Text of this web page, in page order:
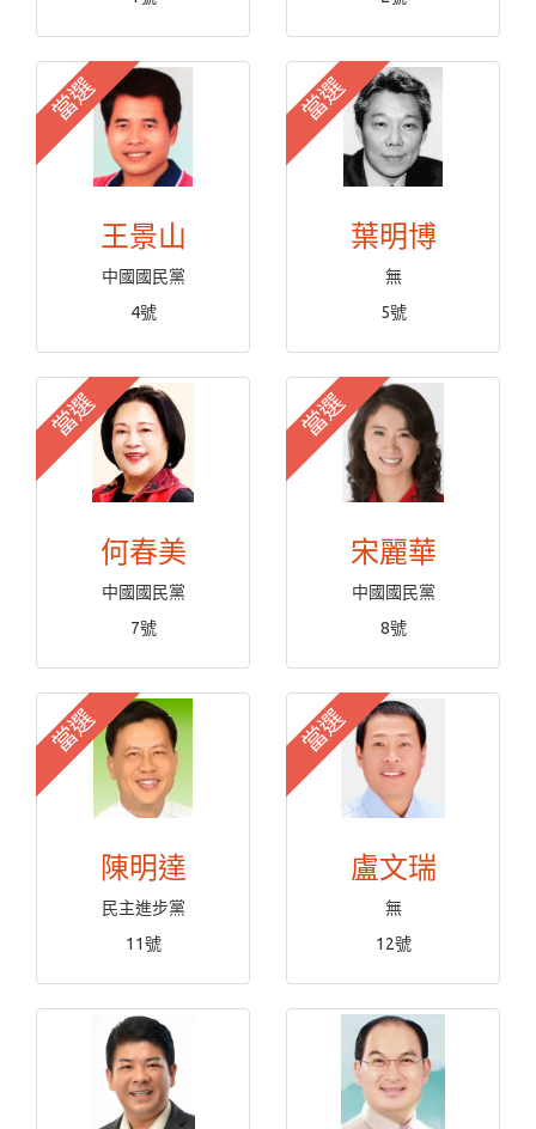
當選
王景山
中國國民黨
4號
當選
葉明博
無
5號
當選
何春美
中國國民黨
7號
當選
宋麗華
中國國民黨
8號
當選
陳明達
民主進步黨
11號
當選
盧文瑞
無
12號